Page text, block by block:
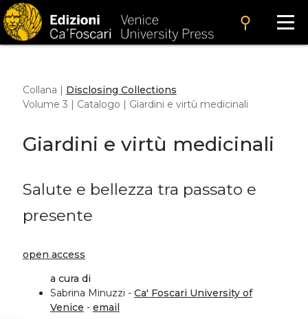
search
Collana | Disclosing Collections
Volume 3 | Catalogo | Giardini e virtù medicinali
Giardini e virtù medicinali
Salute e bellezza tra passato e
presente
open access
a cura di
Sabrina Minuzzi - Ca' Foscari University of
Venice - email